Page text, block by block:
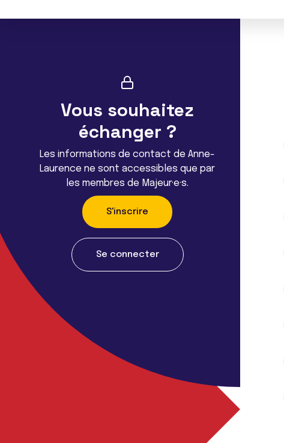
Vous souhaitez
échanger ?
Les informations de contact de Anne-
Laurence ne sont accessibles que par
les membres de Majeur·e·s.
S'inscrire
Se connecter